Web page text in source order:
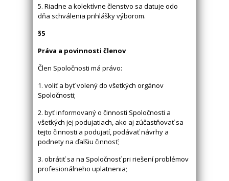
5. Riadne a kolektívne členstvo sa datuje odo
dňa schválenia prihlášky výborom.
§5
Práva a povinnosti členov
Člen Spoločnosti má právo:
1. voliť a byť volený do všetkých orgánov
Spoločnosti;
2. byť informovaný o činnosti Spoločnosti a
všetkých jej podujatiach, ako aj zúčastňovať sa
tejto činnosti a podujatí, podávať návrhy a
podnety na ďalšiu činnosť;
3. obrátiť sa na Spoločnosť pri riešení problémov
profesionálneho uplatnenia;